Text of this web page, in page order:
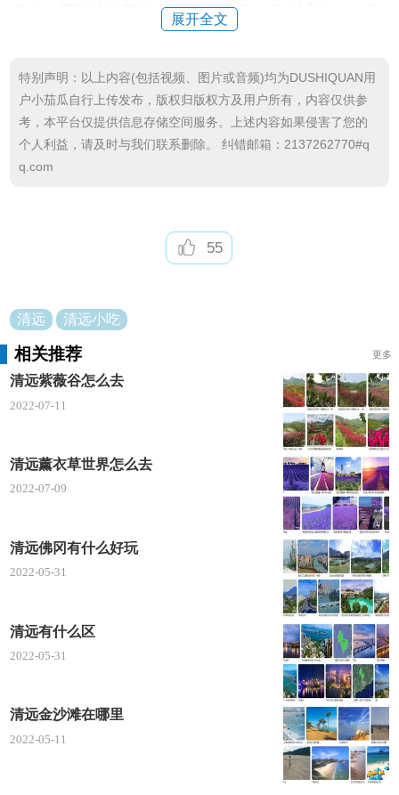
多人一看到这种部位食材就会抗拒，但尝试过一次后
椒盐鸡下巴是用油炸至金黄色捞出，再加入酱
油、辣椒面、花椒等等一起大火爆炒后即可。
看着就很有食欲，外皮金黄油亮，外皮酥脆入
味，一口下去满嘴飘香，麻辣的口感让人忍不住接着
席准会有它的影子，还有无扣肉不成宴的说法。
带皮的五花肉经过几道复杂的工序，摆盘上桌，
表面色泽金黄，松松软软入口即化，肥而不腻还特别
酿田螺
酿田螺是广东省清远市的一道汉族传统美食，洗
干净的田螺是没有沙子，而且嗦田螺是会上瘾的。
把田螺肉的洗净剁碎，壳洗净备用，加入盐、红
糖、淀粉、五香粉等多种调料搅拌，再把肉塞进壳
非常的入味，但想把田螺吃过瘾是有点难的，因
为肉小，取肉费力，所以还没吃尽兴就已经快吃完
了，肉质细嫩带点韧性，越嚼越香，好吃得停不下
展开全文
特别声明：以上内容(包括视频、图片或音频)均为DUSHIQUAN用
户小茄瓜自行上传发布，版权归版权方及用户所有，内容仅供参
考，本平台仅提供信息存储空间服务。上述内容如果侵害了您的
个人利益，请及时与我们联系删除。 纠错邮箱：2137262770#q
q.com
55
清远 清远小吃
相关推荐 更多
清远紫薇谷怎么去
2022-07-11
清远薰衣草世界怎么去
2022-07-09
清远佛冈有什么好玩
2022-05-31
清远有什么区
2022-05-31
清远金沙滩在哪里
2022-05-11